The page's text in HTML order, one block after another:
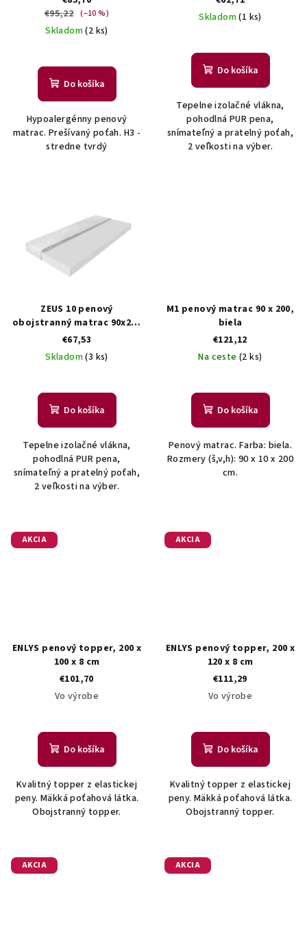
€95,22 (–10 %)
Skladom(2 ks)
Do košíka
Hypoalergénny penový
matrac. Prešívaný poťah. H3 -
stredne tvrdý
Skladom(1 ks)
Do košíka
Tepelne izolačné vlákna,
pohodlná PUR pena,
snímateľný a pratelný poťah,
2 veľkosti na výber.
ZEUS 10 penový
obojstranný matrac 90x200
cm
€67,53
Skladom(3 ks)
Do košíka
Tepelne izolačné vlákna,
pohodlná PUR pena,
snímateľný a pratelný poťah,
2 veľkosti na výber.
M1 penový matrac 90 x 200,
biela
€121,12
Na ceste(2 ks)
Do košíka
Penový matrac. Farba: biela.
Rozmery (š,v,h): 90 x 10 x 200
cm.
AKCIA
ENLYS penový topper, 200 x
100 x 8 cm
€101,70
Vo výrobe
Do košíka
Kvalitný topper z elastickej
peny. Mäkká poťahová látka.
Obojstranný topper.
AKCIA
ENLYS penový topper, 200 x
120 x 8 cm
€111,29
Vo výrobe
Do košíka
Kvalitný topper z elastickej
peny. Mäkká poťahová látka.
Obojstranný topper.
AKCIA AKCIA